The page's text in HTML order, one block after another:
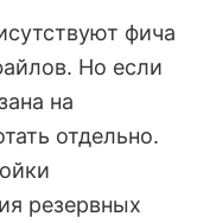
фича
Но если
на
отдельно.
резервных